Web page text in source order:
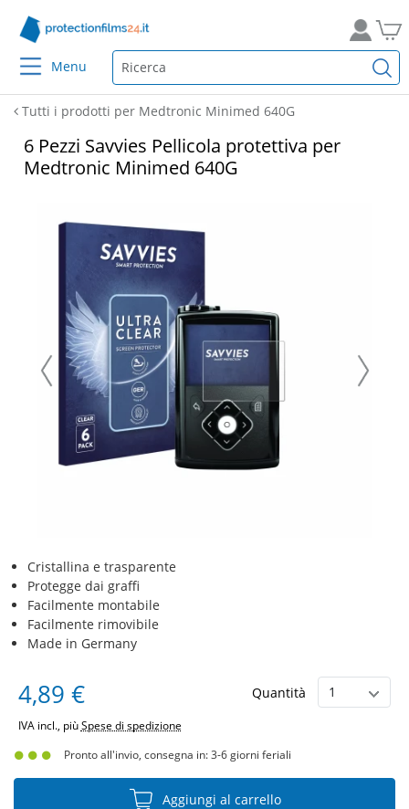
Menu
Tutti i prodotti per Medtronic Minimed 640G
6 Pezzi Savvies Pellicola protettiva per
Medtronic Minimed 640G
Cristallina e trasparente
Protegge dai graffi
Facilmente montabile
Facilmente rimovibile
Made in Germany
4,89 € Quantità
IVA incl., piùSpese di spedizione
Pronto all'invio, consegna in: 3-6 giorni feriali
Aggiungi al carrello